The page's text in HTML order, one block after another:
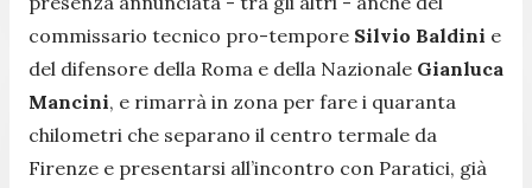
commissario tecnico pro-tempore Silvio Baldini e
del difensore della Roma e della Nazionale Gianluca
Mancini, e rimarrà in zona per fare i quaranta
chilometri che separano il centro termale da
Firenze e presentarsi all’incontro con Paratici, già